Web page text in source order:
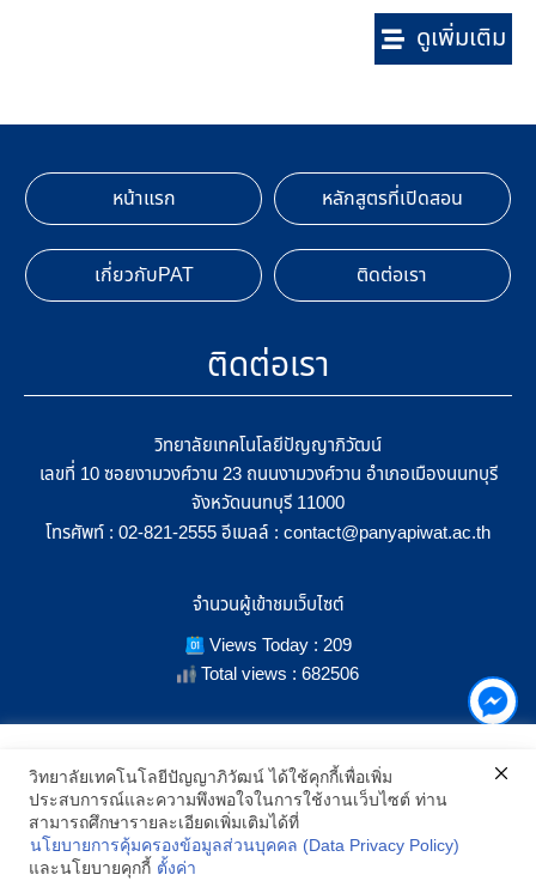
ดูเพิ่มเติม
หน้าแรก หลักสูตรที่เปิดสอน
เกี่ยวกับPAT ติดต่อเรา
ติดต่อเรา
วิทยาลัยเทคโนโลยีปัญญาภิวัฒน์
เลขที่ 10 ซอยงามวงศ์วาน 23 ถนนงามวงศ์วาน อำเภอเมืองนนทบุรี
จังหวัดนนทบุรี 11000
โทรศัพท์ : 02-821-2555 อีเมลล์ : contact@panyapiwat.ac.th
จำนวนผู้เข้าชมเว็บไซต์
Views Today : 209
Total views : 682506
SHOW LOCATION ON MAP
2021 All Rights Reserved © Panyapiwat Learning Center |Privacy
เราใช้คุกกี้เพื่อเพิ่มประสิทธิภาพ และประสบการณ์ที่ดีในการใช้งาน
เว็บไซต์ เมื่อคุณกดยอมรับเราจะสามารถเลือกแสดงสิ่งที่น่าสนใจสำหรับ
คุณได้โดยเฉพาะ และหากคุณต้องการเปลี่ยนการตั้งค่าของคุกกี้
สามารถเลือกตั้งค่าความยินยอมการใช้คุกกี้ได้ โดยคลิก "การตั้งค่า"
อ่านนโยบายคุกกี้เพิ่มเติม
วิทยาลัยเทคโนโลยีปัญญาภิวัฒน์ ได้ใช้คุกกี้เพื่อเพิ่ม
ประสบการณ์และความพึงพอใจในการใช้งานเว็บไซต์ ท่าน
สามารถศึกษารายละเอียดเพิ่มเติมได้ที่
นโยบายการคุ้มครองข้อมูลส่วนบุคคล (Data Privacy Policy)
และนโยบายคุกกี้ ตั้งค่า